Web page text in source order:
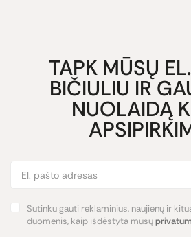
TAPK MŪSŲ
BIČIULIU IR
NUOLAIDĄ
Sutinku gauti reklaminius, naujienų ir
duomenis, kaip išdėstyta mūsų